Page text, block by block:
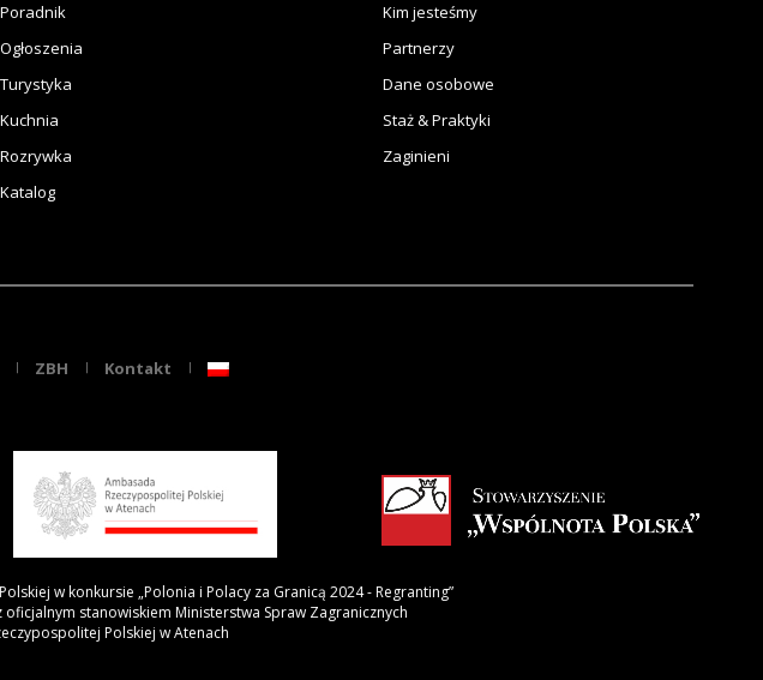
Poradnik
Ogłoszenia
Turystyka
Kuchnia
Rozrywka
Katalog
Kim jesteśmy
Partnerzy
Dane osobowe
Staż & Praktyki
Zaginieni
ZBH Kontakt
w konkursie „Polonia i Polacy za Granicą 2024 - Regranting”
stanowiskiem Ministerstwa Spraw Zagranicznych
Polskiej w Atenach